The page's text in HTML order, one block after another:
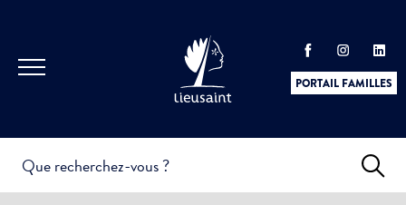
PORTAIL FAMILLES